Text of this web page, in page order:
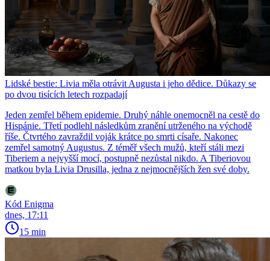
Lidské bestie: Livia měla otrávit Augusta i jeho dědice. Důkazy se
po dvou tisících letech rozpadají
Jeden zemřel během epidemie. Druhý náhle onemocněl na cestě do
Hispánie. Třetí podlehl následkům zranění utrženého na východě
říše. Čtvrtého zavraždil voják krátce po smrti císaře. Nakonec
zemřel samotný Augustus. Z téměř všech mužů, kteří stáli mezi
Tiberiem a nejvyšší mocí, postupně nezůstal nikdo. A Tiberiovou
matkou byla Livia Drusilla, jedna z nejmocnějších žen své doby.
Kód Enigma
dnes, 17:11
15 min